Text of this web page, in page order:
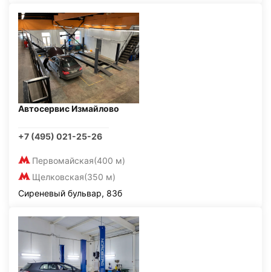
Автосервис Измайлово
+7 (495) 021-25-26
Первомайская(400 м)
Щелковская(350 м)
Сиреневый бульвар, 83б